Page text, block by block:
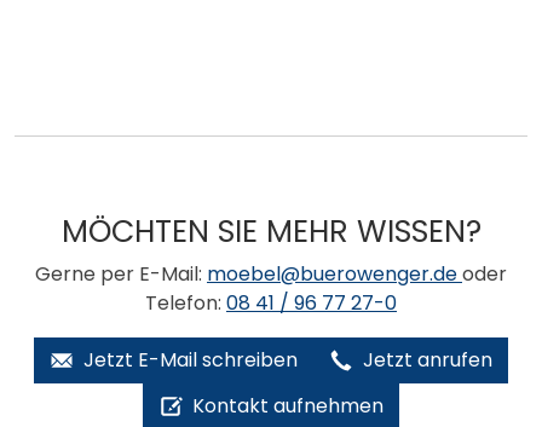
MÖCHTEN SIE MEHR WISSEN?
Gerne per E-Mail: moebel@buerowenger.deoder
Telefon: 08 41 / 96 77 27-0
Jetzt E-Mail schreiben
Jetzt anrufen
Kontakt aufnehmen